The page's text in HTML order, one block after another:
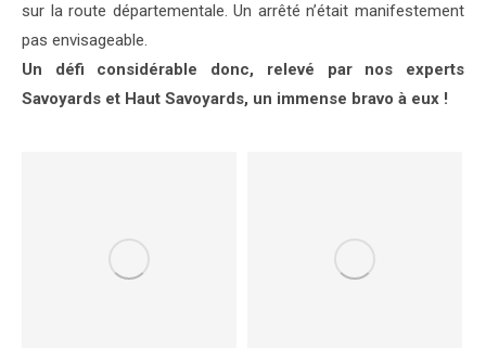
sur la route départementale. Un arrêté n’était manifestement
pas envisageable.
Un défi considérable donc, relevé par nos experts
Savoyards et Haut Savoyards, un immense bravo à eux !